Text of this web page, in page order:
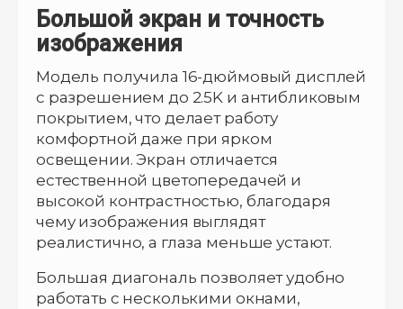
Большой экран и точность
изображения
Модель получила 16-дюймовый дисплей
с разрешением до 2.5K и антибликовым
покрытием, что делает работу
комфортной даже при ярком
освещении. Экран отличается
естественной цветопередачей и
высокой контрастностью, благодаря
чему изображения выглядят
реалистично, а глаза меньше устают.
Большая диагональ позволяет удобно
работать с несколькими окнами,